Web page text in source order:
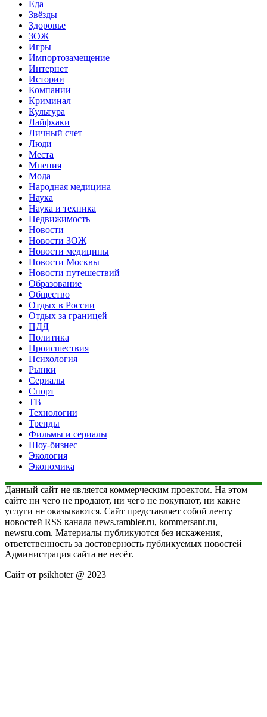
Еда
Звёзды
Здоровье
ЗОЖ
Игры
Импортозамещение
Интернет
Истории
Компании
Криминал
Культура
Лайфхаки
Личный счет
Люди
Места
Мнения
Мода
Народная медицина
Наука
Наука и техника
Недвижимость
Новости
Новости ЗОЖ
Новости медицины
Новости Москвы
Новости путешествий
Образование
Общество
Отдых в России
Отдых за границей
ПДД
Политика
Происшествия
Психология
Рынки
Сериалы
Спорт
ТВ
Технологии
Тренды
Фильмы и сериалы
Шоу-бизнес
Экология
Экономика
Данный сайт не является коммерческим проектом. На этом
сайте ни чего не продают, ни чего не покупают, ни какие
услуги не оказываются. Сайт представляет собой ленту
новостей RSS канала news.rambler.ru, kommersant.ru,
newsru.com. Материалы публикуются без искажения,
ответственность за достоверность публикуемых новостей
Администрация сайта не несёт.
Сайт от psikhoter @ 2023